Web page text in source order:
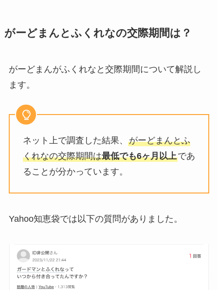
がーどまんとふくれなの交際期間は？
がーどまんがふくれなと交際期間について解説し
ます。
ネット上で調査した結果、 がーどまんとふ
くれなの交際期間は最低でも6ヶ月以上であ
ることが分かっています。
Yahoo知恵袋では以下の質問がありました。